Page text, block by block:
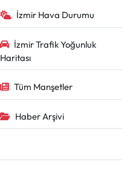
İzmir Hava Durumu
İzmir Trafik Yoğunluk
Haritası
Tüm Manşetler
Haber Arşivi